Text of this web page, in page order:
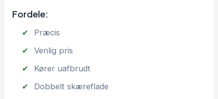
Fordele:
Præcis
Venlig pris
Kører uafbrudt
Dobbelt skæreflade